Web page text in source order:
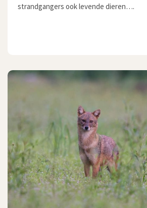
strandgangers ook levende dieren….